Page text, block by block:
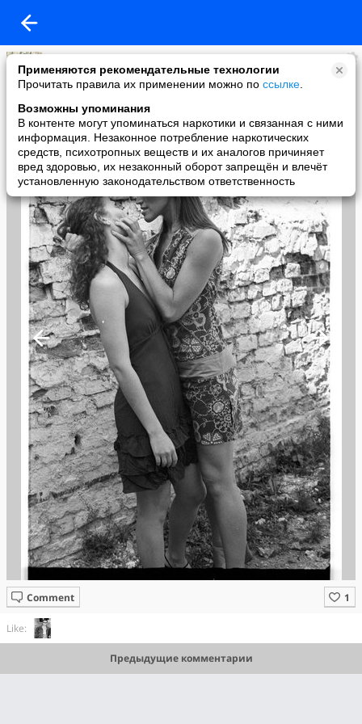
Применяются рекомендательные технологии
Прочитать правила их применении можно по ссылке
Возможны упоминания
В контенте могут упоминаться наркотики и связанная с ними
информация. Незаконное потребление наркотических
средств, психотропных веществ и их аналогов причиняет
вред здоровью, их незаконный оборот запрещён и влечёт
установленную законодательством ответственность
Алена Сорокина
added a photo
17 Sep в 16:06
Comment
Like:
Предыдущие комментарии